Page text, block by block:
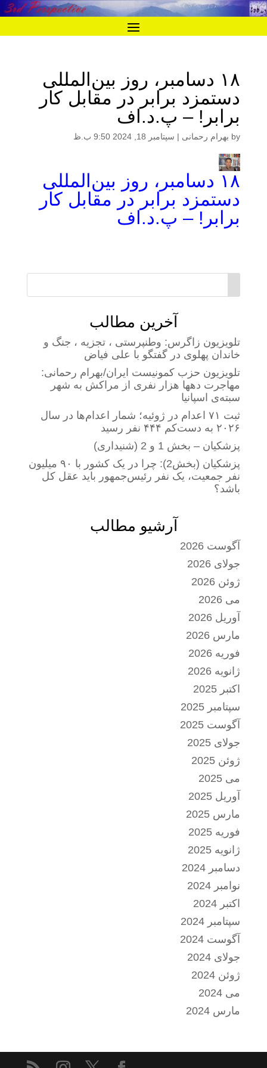
۱۸ دسامبر، روز بین‌المللی
دستمزد برابر در مقابل کار
برابر! – پ.د.اف
by بهرام رحمانی | سپتامبر 18, 2024 9:50 ب.ظ
۱۸ دسامبر، روز بین‌المللی
دستمزد برابر در مقابل کار
برابر! – پ.د.اف
آخرین مطالب
تلویزیون زاگرس: وطنپرستی ، تجزیه ، جنگ و
خاندان پهلوی در گفتگو با علی فیاض
تلویزیون حزب کمونیست ایران/بهرام رحمانی:
مهاجرت دهها هزار نفری از مراکش به شهر
سبته‌ی اسپانیا
ثبت ۷۱ اعدام در ژوئیه؛ شمار اعدام‌ها در سال
۲۰۲۶ به دست‌کم ۴۴۴ نفر رسید
پزشکیان – بخش 1 و 2 (شنیداری)
پزشکیان (بخش2): چرا در یک کشور با ۹۰ میلیون
نفر جمعیت، یک نفر رئیس‌جمهور باید عقل کل
باشد؟
آرشیو مطالب
آگوست 2026
جولای 2026
ژوئن 2026
می 2026
آوریل 2026
مارس 2026
فوریه 2026
ژانویه 2026
اکتبر 2025
سپتامبر 2025
آگوست 2025
جولای 2025
ژوئن 2025
می 2025
آوریل 2025
مارس 2025
فوریه 2025
ژانویه 2025
دسامبر 2024
نوامبر 2024
اکتبر 2024
سپتامبر 2024
آگوست 2024
جولای 2024
ژوئن 2024
می 2024
مارس 2024